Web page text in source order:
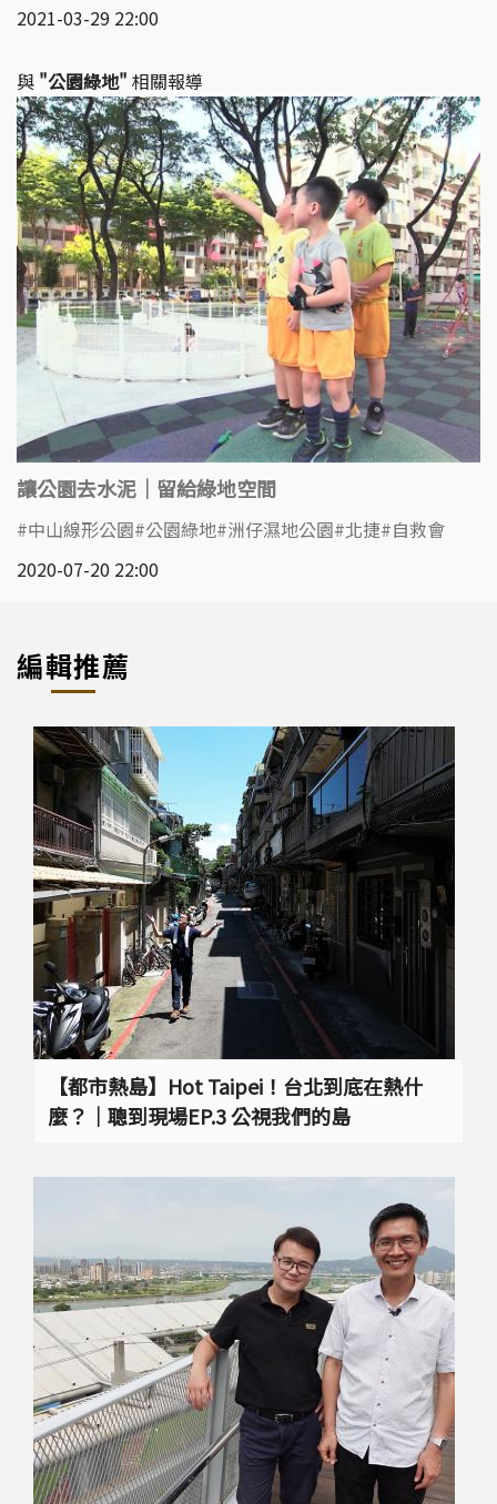
2021-03-29 22:00
與 "公園綠地" 相關報導
讓公園去水泥｜留給綠地空間
中山線形公園 公園綠地 洲仔濕地公園 北捷 自救會
2020-07-20 22:00
編輯推薦
【都市熱島】Hot Taipei！台北到底在熱什
麼？｜聰到現場EP.3 公視我們的島